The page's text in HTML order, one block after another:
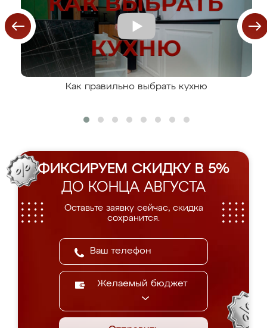
Как правильно выбрать кухню
ФИКСИРУЕМ СКИДКУ В 5%
ДО КОНЦА АВГУСТА
Оставьте заявку сейчас, скидка
сохранится.
Желаемый бюджет